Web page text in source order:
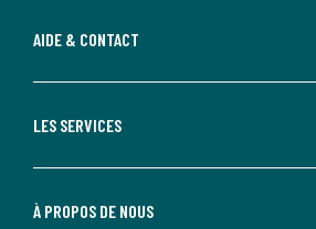
AIDE & CONTACT
LES SERVICES
À PROPOS DE NOUS